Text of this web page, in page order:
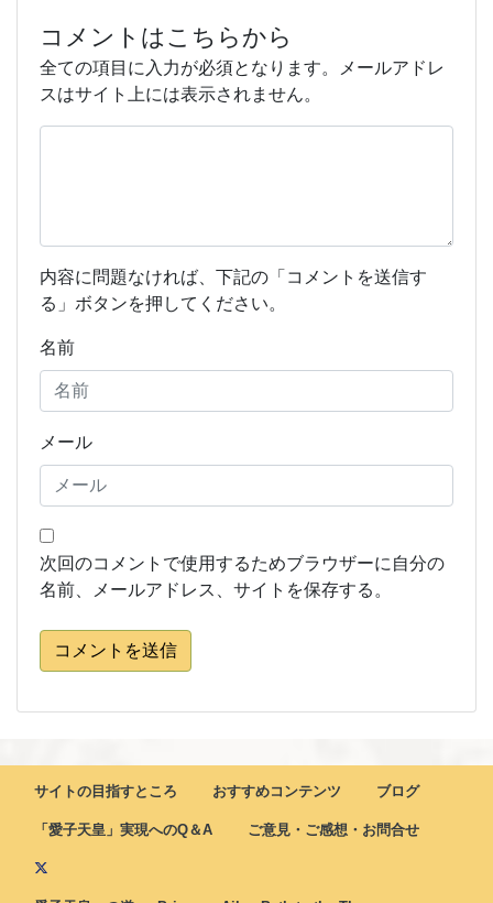
コメントはこちらから
全ての項目に入力が必須となります。メールアドレ
スはサイト上には表示されません。
内容に問題なければ、下記の「コメントを送信す
る」ボタンを押してください。
名前
メール
次回のコメントで使用するためブラウザーに自分の
名前、メールアドレス、サイトを保存する。
コメントを送信
サイトの目指すところ おすすめコンテンツ ブログ
「愛子天皇」実現へのQ＆A ご意見・ご感想・お問合せ